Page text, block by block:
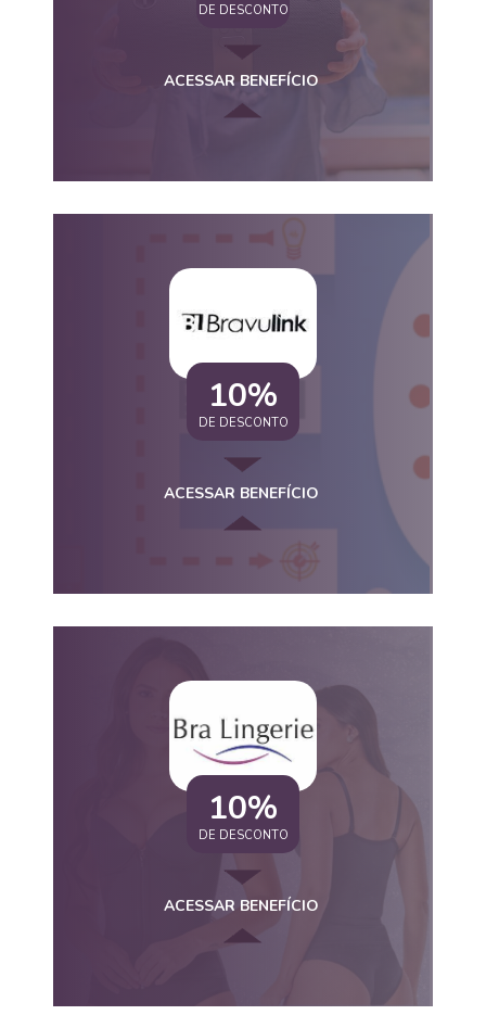
DE DESCONTO
ACESSAR BENEFÍCIO
10%
DE DESCONTO
ACESSAR BENEFÍCIO
10%
DE DESCONTO
ACESSAR BENEFÍCIO